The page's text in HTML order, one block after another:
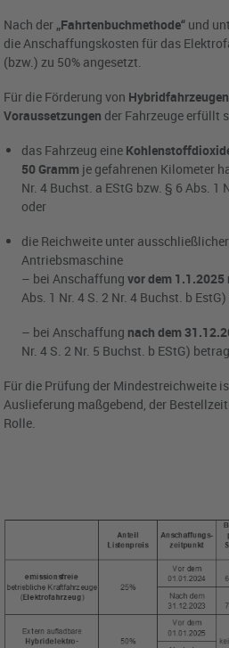
Nach der „Fahrtenbuchmethode“ und
die Anschaffungskosten für das
(bzw.) zu 50% angesetzt.
Für die Förderung von Hybridfahrzeugen
Voraussetzungen der Fahrzeuge erfüllt
das Fahrzeug eine
50 Gramm je gefahrenen Kilometer
Nr. 4 Buchst. a EStG bzw. § 6 Abs. 1
oder
die Reichweite unter
Antriebsmaschine
– bei Anschaffungvor dem
Abs. 1 Nr. 4 S. 2 Nr. 4 Buchst. b
– bei Anschaffung nach dem
Nr. 4 S. 2 Nr. 5 Buchst. b EStG)
Für die Prüfung der Mindestreichweite
Auslieferung maßgebend, der
Rolle.